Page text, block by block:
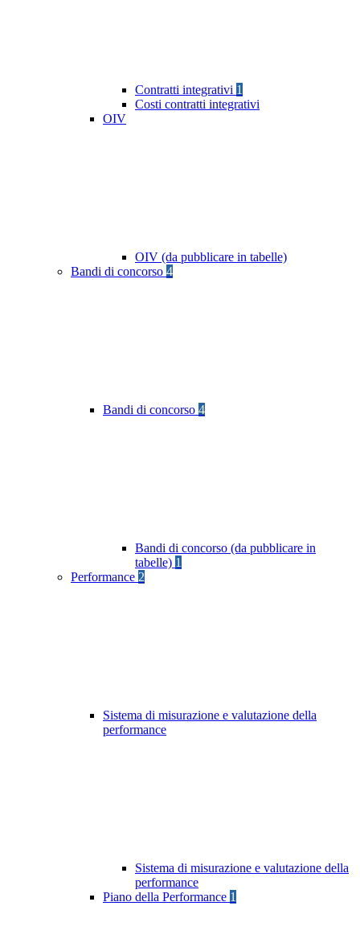
Contratti integrativi 1
Costi contratti integrativi
OIV
OIV (da pubblicare in tabelle)
Bandi di concorso 4
Bandi di concorso 4
Bandi di concorso (da pubblicare in
tabelle) 1
Performance 2
Sistema di misurazione e valutazione della
performance
Sistema di misurazione e valutazione della
performance
Piano della Performance 1